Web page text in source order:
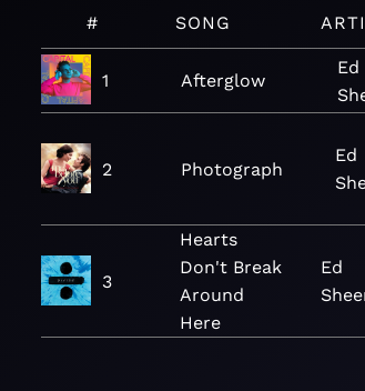
# SONG
1 Afterglow
Ed
2 Photograph
Ed
3
Hearts
Don't Break
Around
Here
Ed